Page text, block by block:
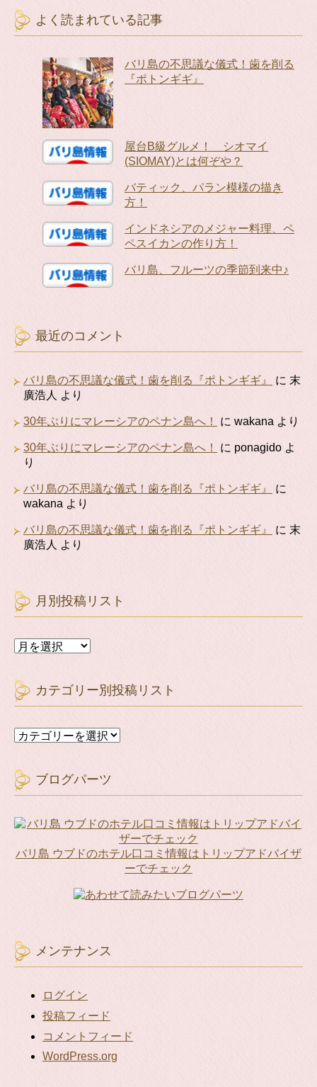
よく読まれている記事
バリ島の不思議な儀式！歯を削る
『ポトンギギ』
屋台B級グルメ！ シオマイ
(SIOMAY)とは何ぞや？
バティック、パラン模様の描き
方！
インドネシアのメジャー料理、ペ
ペスイカンの作り方！
バリ島、フルーツの季節到来中♪
最近のコメント
バリ島の不思議な儀式！歯を削る『ポトンギギ』 に 末
廣浩人 より
30年ぶりにマレーシアのペナン島へ！ に wakana より
30年ぶりにマレーシアのペナン島へ！ に ponagido よ
り
バリ島の不思議な儀式！歯を削る『ポトンギギ』
に
wakana より
バリ島の不思議な儀式！歯を削る『ポトンギギ』 に 末
廣浩人 より
月別投稿リスト
月
稿
リ
ト
カテゴリー別投稿リスト
カ
リ
ー
投
リ
ブログパーツ
バリ島 ウブドのホテル口コミ情報はトリップアドバイザ
ーでチェック
メンテナンス
ログイン
投稿フィード
コメントフィード
WordPress.org